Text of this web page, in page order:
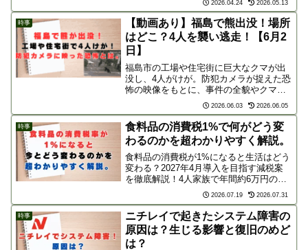
ト上の擁護の声や、スムーズな救急搬送
のために私たちができる協力体制につい
て解説します。
2026.04.24 2026.05.13
時事
【動画あり】福島で熊出没！場所
はどこ？4人を襲い逃走！【6月2
日】
福島市の工場や住宅街に巨大なクマが出
没し、4人がけが。防犯カメラが捉えた恐
怖の映像をもとに、事件の全貌やクマの
恐るべき行動、ネットのリアルな反応を
徹底解説。市街地にも迫るクマの脅威か
ら身を守るための正しい対処法を学びま
しょう。
2026.06.03 2026.06.05
時事
食料品の消費税1%で何がどう変
わるのかを超わかりやすく解説。
食料品の消費税が1%になると生活はどう
変わる？2027年4月導入を目指す減税案
を徹底解説！4人家族で年間約6万円の節
約効果や、なぜ0%じゃないのかという大
人の事情、生活への意外な混乱や注意点
も分かります。
2026.07.19 2026.07.31
時事
ニチレイで起きたシステム障害の
原因は？生じる影響と復旧のめど
は？